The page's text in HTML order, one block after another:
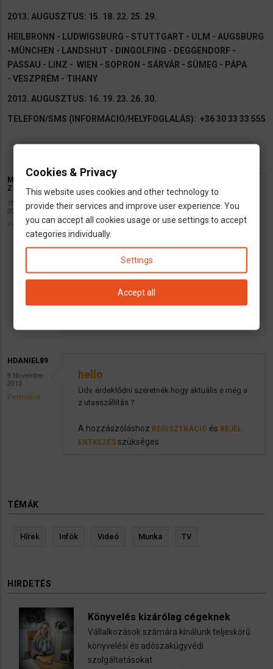
2013. AUGUSZTUS: 15. 18. 22. 25. 29.
HEILBRONN - LUDWIGSBURG - STUTTGART - ULM - AUGSBURG
-MÜNCHEN - LANDSHUT - DINGOLFING - DEGGENDORF -
PASSAU - LINZ - WIEN - SOPRON - SÁRVÁR - SÜMEG - PÁPA
- VESZPRÉM - TIHANY
2013. AUGUSZTUS: 16. 19. 23. 26. 30.
TELEFON/SMS (INFORMÁCIÓ/HELYFOGLALÁS): +36 30 33 33 555
MULTIVAN
ZSOLT
15 July
2013
Permalink
Új VW T5 Multivan-nel a
Új VW T5 Multivan-nel a BALATON régióból Stutt
gartba illetve vissza.
6 utas / 3 zónás digitális klíma / sötétített üvege
k / asztal az utastérben / zene / ... /
Hivatalos, 1994 óta működő vállalkozás / Utasbi
ztosítás / Akciók
A hozzászóláshozREGISZTRÁCIÓésBEJEL
HDANIEL89
9 November
2013
Permalink
hello
Üdv. érdeklődni szeretnék hogy aktuális e még a
z utasszállítás ?
A hozzászóláshoz REGISZTRÁCIÓ és BEJEL
ENTKEZÉS szükséges
TÉMÁK
Hírek Infók Videó Munka TV
HIRDETÉS
Könyvelés kizárólag cégeknek
Vállalkozások számára kínálunk teljeskörű
könyvelési és adószakügyvédi
szolgáltatásokat
Cookies & Privacy
This website uses cookies and other technology to
provide their services and improve user experience. You
you can accept all cookies usage or use settings to accept
categories individually.
Settings
Accept all